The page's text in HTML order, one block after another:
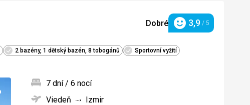
Dobré Hodnotenie
3,9 / 5
2 bazény, 1 dětský bazén, 8 tobogánů Sportovní vyžití
Pridať
7 dní / 6 nocí
Viedeň
Izmir